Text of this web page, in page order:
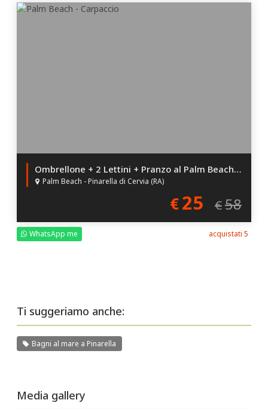
Ombrellone + 2 Lettini + Pranzo al Palm Beach a Pinarella!
Palm Beach - Pinarella di Cervia (RA)
€25 €58
WhatsApp me acquistati 5
Ti suggeriamo anche:
Bagni al mare a Pinarella
Media gallery